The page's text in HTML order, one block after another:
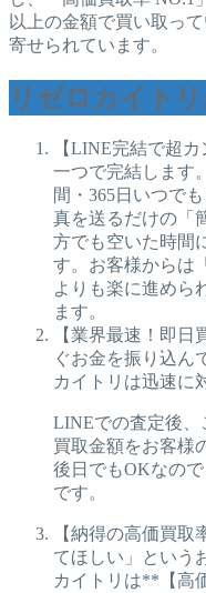
以上の金額で買い取っ
寄せられています。
リゼロカイト
【LINE完結で超
一つで完結します
間・365日いつで
真を送るだけの「
方でも空いた時間
す。お客様からは
よりも楽に進めら
ます。
【業界最速！即
ぐお金を振り込ん
カイトリは迅速に
LINEでの査定後、
買取金額をお客様
後日でもOKなの
です。
【納得の高価買
てほしい」という
カイトリは**【高